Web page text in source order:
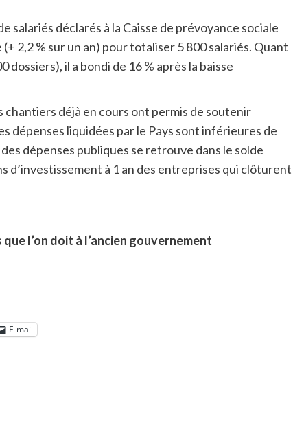
salariés déclarés à la Caisse de prévoyance sociale
2,2 % sur un an) pour totaliser 5 800 salariés. Quant
il a bondi de 16 % après la baisse
chantiers déjà en cours ont permis de soutenir
dépenses liquidées par le Pays sont inférieures de
dépenses publiques se retrouve dans le solde
d’investissement à 1 an des entreprises qui clôturent
l’on doit à l’ancien gouvernement
E-mail